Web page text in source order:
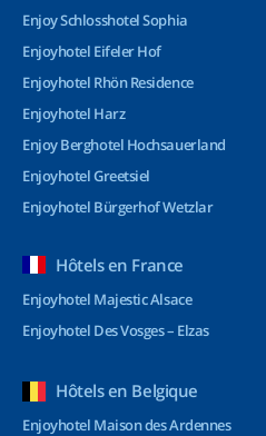
Enjoy Schlosshotel Sophia
Enjoyhotel Eifeler Hof
Enjoyhotel Rhön Residence
Enjoyhotel Harz
Enjoy Berghotel Hochsauerland
Enjoyhotel Greetsiel
Enjoyhotel Bürgerhof Wetzlar
Hôtels en France
Enjoyhotel Majestic Alsace
Enjoyhotel Des Vosges – Elzas
Hôtels en Belgique
Enjoyhotel Maison des Ardennes